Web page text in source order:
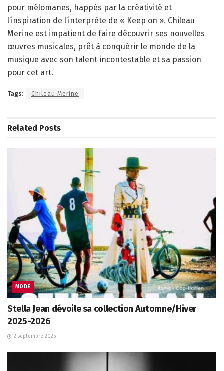
pour mélomanes, happés par la créativité et
l’inspiration de l’interprète de « Keep on ». Chileau
Merine est impatient de faire découvrir ses nouvelles
œuvres musicales, prêt à conquérir le monde de la
musique avec son talent incontestable et sa passion
pour cet art.
Tags: Chileau Merine
Related Posts
MODE
Stella Jean dévoile sa collection Automne/Hiver
2025-2026
12 septembre 2025